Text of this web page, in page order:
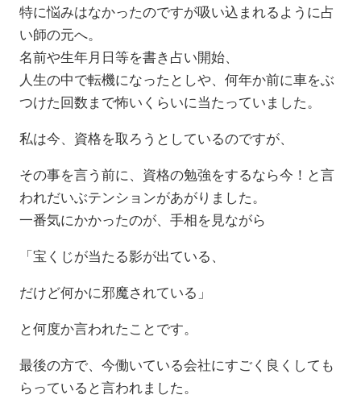
特に悩みはなかったのですが吸い込まれるように占
い師の元へ。
名前や生年月日等を書き占い開始、
人生の中で転機になったとしや、何年か前に車をぶ
つけた回数まで怖いくらいに当たっていました。
私は今、資格を取ろうとしているのですが、
その事を言う前に、資格の勉強をするなら今！と言
われだいぶテンションがあがりました。
一番気にかかったのが、手相を見ながら
「宝くじが当たる影が出ている、
だけど何かに邪魔されている」
と何度か言われたことです。
最後の方で、今働いている会社にすごく良くしても
らっていると言われました。